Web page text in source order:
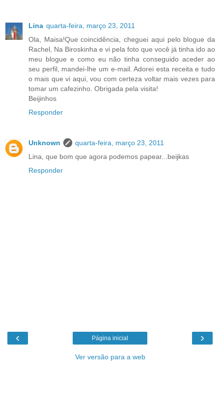
Lina quarta-feira, março 23, 2011
Ola, Maisa!Que coincidência, cheguei aqui pelo blogue da
Rachel, Na Biroskinha e vi pela foto que você já tinha ido ao
meu blogue e como eu não tinha conseguido aceder ao
seu perfil, mandei-lhe um e-mail. Adorei esta receita e tudo
o mais que vi aqui, vou com certeza voltar mais vezes para
tomar um cafezinho. Obrigada pela visita!
Beijinhos
Responder
Unknown
quarta-feira, março 23, 2011
Lina, que bom que agora podemos papear...beijkas
Responder
‹ ›
Página inicial
Ver versão para a web